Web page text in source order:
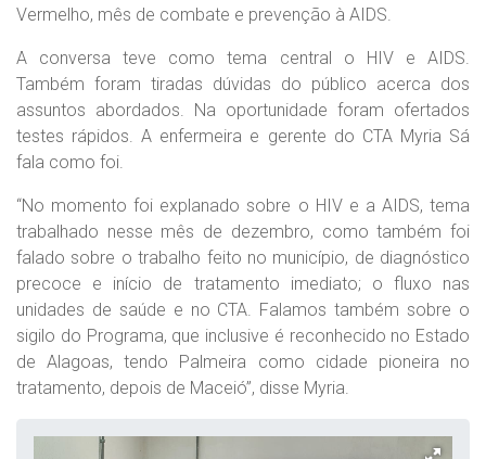
Vermelho, mês de combate e prevenção à AIDS.
A conversa teve como tema central o HIV e AIDS.
Também foram tiradas dúvidas do público acerca dos
assuntos abordados. Na oportunidade foram ofertados
testes rápidos. A enfermeira e gerente do CTA Myria Sá
fala como foi.
“No momento foi explanado sobre o HIV e a AIDS, tema
trabalhado nesse mês de dezembro, como também foi
falado sobre o trabalho feito no município, de diagnóstico
precoce e início de tratamento imediato; o fluxo nas
unidades de saúde e no CTA. Falamos também sobre o
sigilo do Programa, que inclusive é reconhecido no Estado
de Alagoas, tendo Palmeira como cidade pioneira no
tratamento, depois de Maceió”, disse Myria.